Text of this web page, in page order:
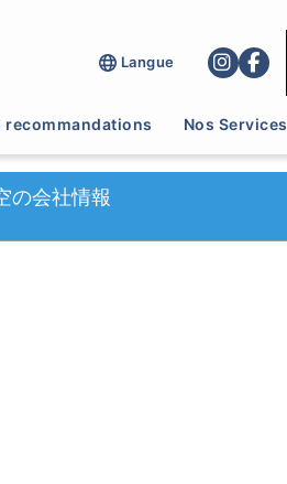
Langue
recommandations Nos Services
の会社情報